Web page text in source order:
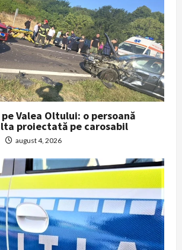
Valea Oltului: o persoană
proiectată pe carosabil
august 4, 2026